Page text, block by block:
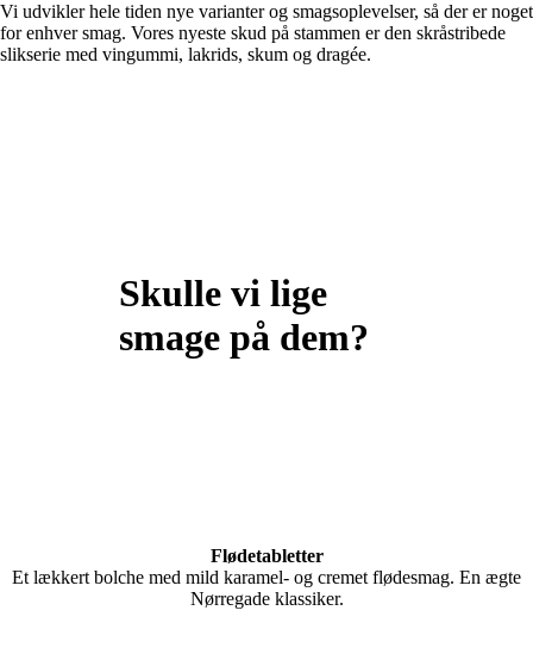
Vi udvikler hele tiden nye varianter og smagsoplevelser, så der er noget
for enhver smag. Vores nyeste skud på stammen er den skråstribede
slikserie med vingummi, lakrids, skum og dragée.
Skulle vi lige
smage på dem?
Flødetabletter
Et lækkert bolche med mild karamel- og cremet flødesmag. En ægte
Nørregade klassiker.